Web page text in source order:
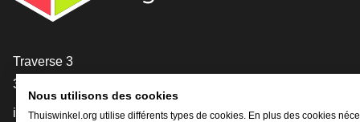
[_General:Contact]
Traverse 3
3905 NL Veenendaal
info@thuiswinkel.org
Nous utilisons des cookies
Thuiswinkel.org utilise différents types de cookies. En plus des cookies